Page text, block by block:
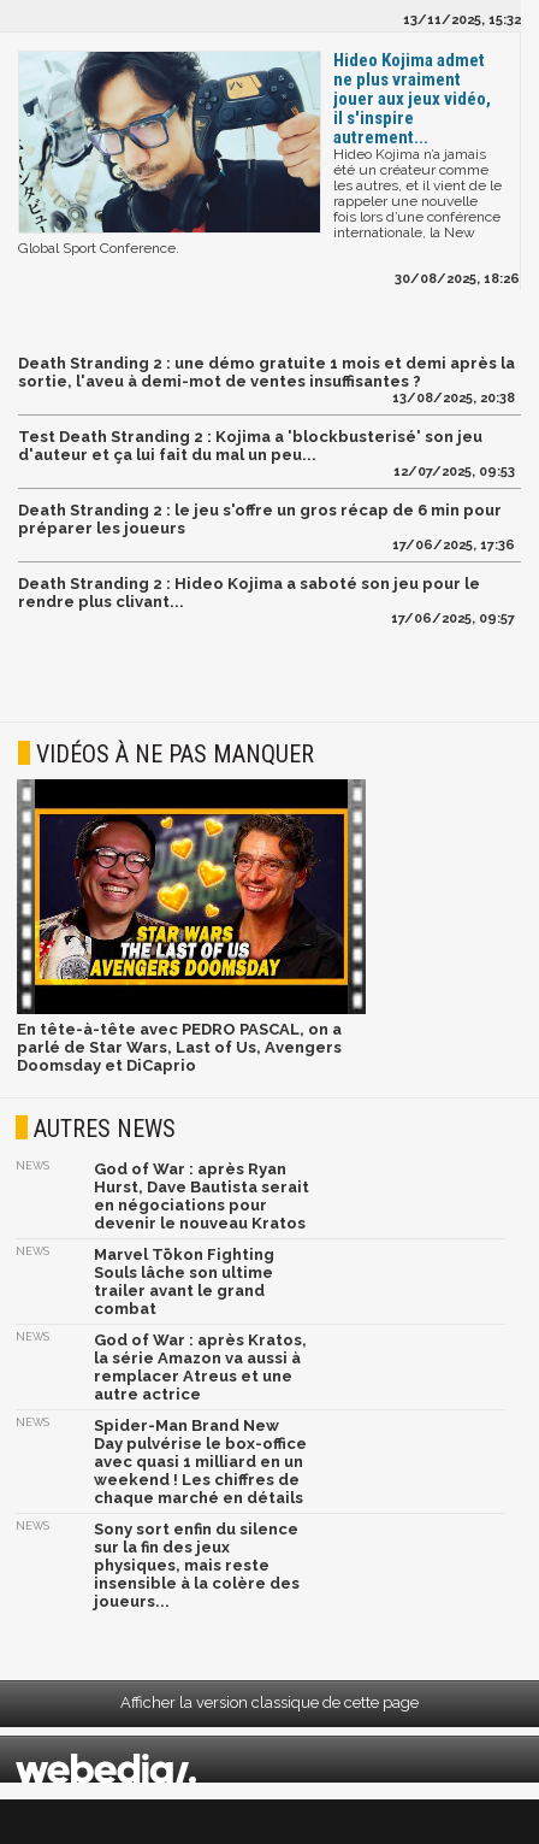
13/11/2025, 15:32
Hideo Kojima admet
ne plus vraiment
jouer aux jeux vidéo,
il s'inspire
autrement...
Hideo Kojima n’a jamais
été un créateur comme
les autres, et il vient de le
rappeler une nouvelle
fois lors d’une conférence
internationale, la New
Global Sport Conference.
30/08/2025, 18:26
Death Stranding 2 : une démo gratuite 1 mois et demi après la
sortie, l'aveu à demi-mot de ventes insuffisantes ?
13/08/2025, 20:38
Test Death Stranding 2 : Kojima a 'blockbusterisé' son jeu
d'auteur et ça lui fait du mal un peu...
12/07/2025, 09:53
Death Stranding 2 : le jeu s'offre un gros récap de 6 min pour
préparer les joueurs
17/06/2025, 17:36
Death Stranding 2 : Hideo Kojima a saboté son jeu pour le
rendre plus clivant...
17/06/2025, 09:57
VIDÉOS À NE PAS MANQUER
En tête-à-tête avec PEDRO PASCAL, on a
parlé de Star Wars, Last of Us, Avengers
Doomsday et DiCaprio
AUTRES NEWS
NEWS
God of War : après Ryan
Hurst, Dave Bautista serait
en négociations pour
devenir le nouveau Kratos
NEWS
Marvel Tōkon Fighting
Souls lâche son ultime
trailer avant le grand
combat
NEWS
God of War : après Kratos,
la série Amazon va aussi à
remplacer Atreus et une
autre actrice
NEWS
Spider-Man Brand New
Day pulvérise le box-office
avec quasi 1 milliard en un
weekend ! Les chiffres de
chaque marché en détails
NEWS
Sony sort enfin du silence
sur la fin des jeux
physiques, mais reste
insensible à la colère des
joueurs...
Afficher la version classique de cette page